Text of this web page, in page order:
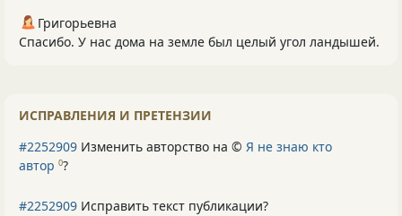
Григорьевна
Спасибо. У нас дома на земле был целый угол ландышей.
ИСПРАВЛЕНИЯ И ПРЕТЕНЗИИ
#2252909 Изменить авторство на © Я не знаю кто
автор 0?
#2252909 Исправить текст публикации?